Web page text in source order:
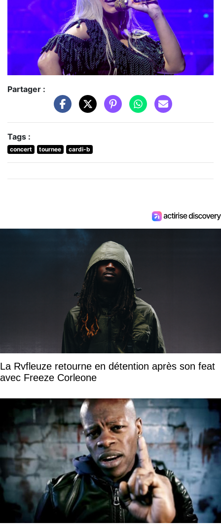
Partager :
Tags :
concert tournee cardi-b
La Rvfleuze retourne en détention après son feat
avec Freeze Corleone